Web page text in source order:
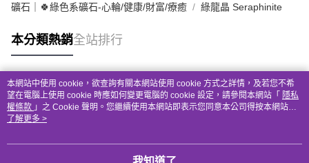
礦石｜🍀綠色系礦石-心輪/健康/財富/療癒 綠龍晶 Seraphinite
本分類熱銷全站排行
熱門標籤
本網站中使用 cookie，欲查詢有關本網站使用 cookie 方式之詳情，及若您不希
望在電腦上使用 cookie 時應如何變更電腦的 cookie 設定，請參閱本網站「 隱私
權條款 」之 Cookie 聲明。您繼續使用本網站即表示您同意本公司得按本網站使
用條款之 Cookie 聲明使用 cookie。
了解更多 >